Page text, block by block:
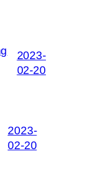
2023-
02-20
2023-
02-20